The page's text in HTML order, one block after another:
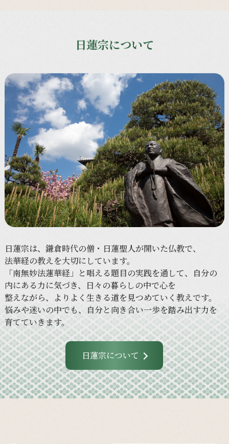
日蓮宗について
日蓮宗は、 鎌倉時代の僧・ 日蓮聖人が開いた仏教で、
法華経の教えを大切にしています。
「南無妙法蓮華経」と唱える題目の実践を通して、
自分の
内にある力に気づき、 日々の暮らしの中で心を
整えながら、
より よく 生きる道を見つめていく 教えです。
悩みや迷いの中でも、 自分と向き合い一歩を踏み出す力を
育てていきます。
日蓮宗について